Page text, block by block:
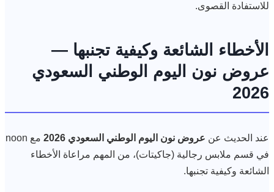
للاستفادة القصوى.
الأخطاء الشائعة وكيفية تجنبها —
عروض نون اليوم الوطني السعودي
2026
عند الحديث عن عروض نون اليوم الوطني السعودي 2026
مع noon
في قسم ملابس رجالية (جاكيتات)، من المهم مراعاة الأخطاء
الشائعة وكيفية تجنبها.